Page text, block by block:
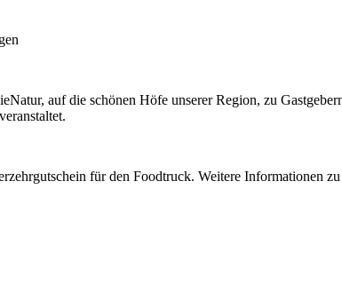
auf die schönen Höfe unserer Region, zu
für den Foodtruck. Weitere Informationen